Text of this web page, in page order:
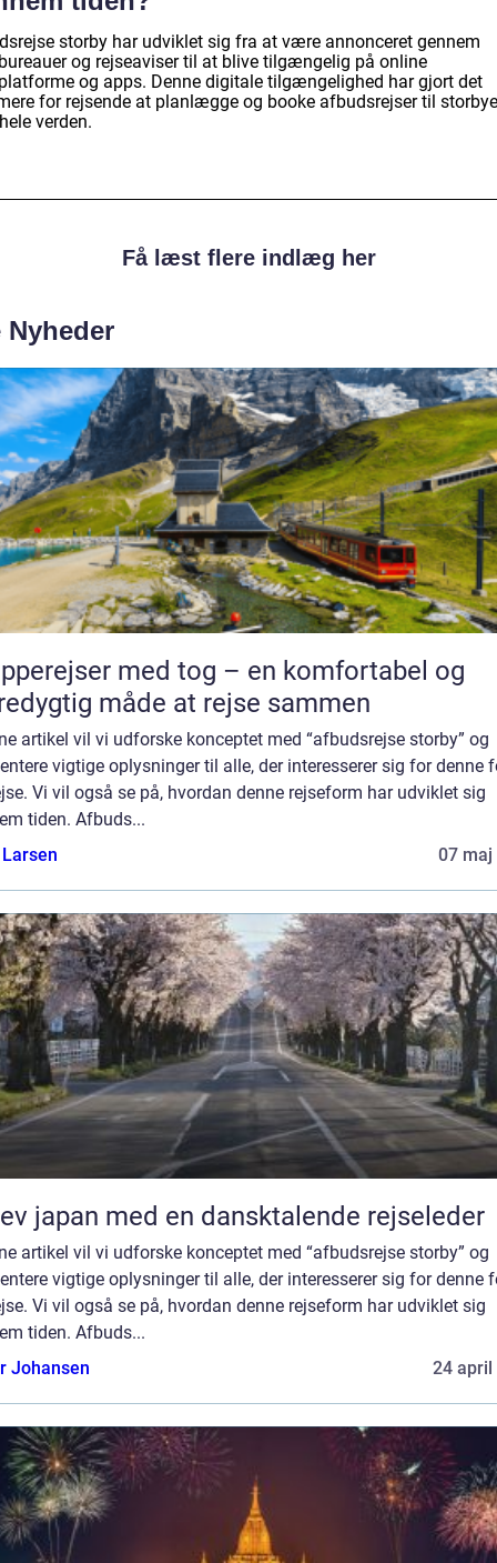
storby har udviklet sig fra at være annonceret gennem
og rejseaviser til at blive tilgængelig på online
og apps. Denne digitale tilgængelighed har gjort det
for rejsende at planlægge og booke afbudsrejser til
verden.
Få læst flere indlæg her
Nyheder
med tog – en komfortabel og
måde at rejse sammen
artikel vil vi udforske konceptet med “afbudsrejse storby” og
vigtige oplysninger til alle, der interesserer sig for denne
Vi vil også se på, hvordan denne rejseform har udviklet sig
tiden. Afbuds...
07 maj
japan med en dansktalende rejseleder
artikel vil vi udforske konceptet med “afbudsrejse storby” og
vigtige oplysninger til alle, der interesserer sig for denne
Vi vil også se på, hvordan denne rejseform har udviklet sig
tiden. Afbuds...
Johansen
24 april